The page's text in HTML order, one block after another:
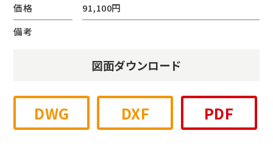
価格
91,100円
備考
図面ダウンロード
DWG DXF PDF